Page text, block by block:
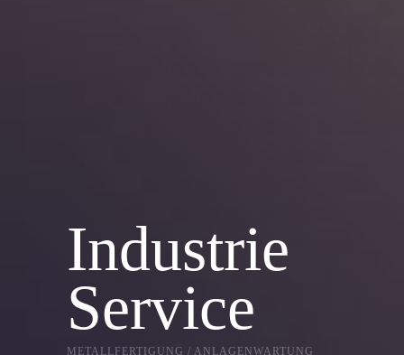
Industrie
Service
METALLFERTIGUNG / ANLAGENWARTUNG